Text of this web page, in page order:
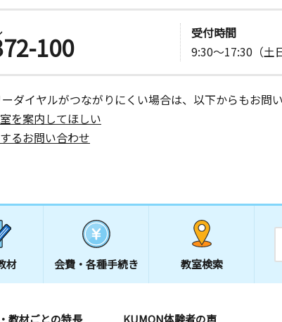
100
受付時間
9:30～17:30（土
ダイヤルがつながりにくい場合は、以下からもお問
を案内してほしい
るお問い合わせ
材 会費・ 各種手続き 教室検索
教材ごとの特長 KUMON体験者の声